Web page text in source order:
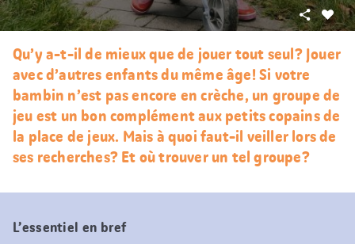
Partager
Qu’y a-t-il de mieux que de jouer tout seul? Jouer
avec d’autres enfants du même âge! Si votre
bambin n’est pas encore en crèche, un groupe de
jeu est un bon complément aux petits copains de
la place de jeux. Mais à quoi faut-il veiller lors de
ses recherches? Et où trouver un tel groupe?
L’essentiel en bref